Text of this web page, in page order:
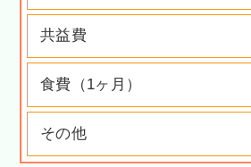
共益費
食費（1ヶ月）
その他